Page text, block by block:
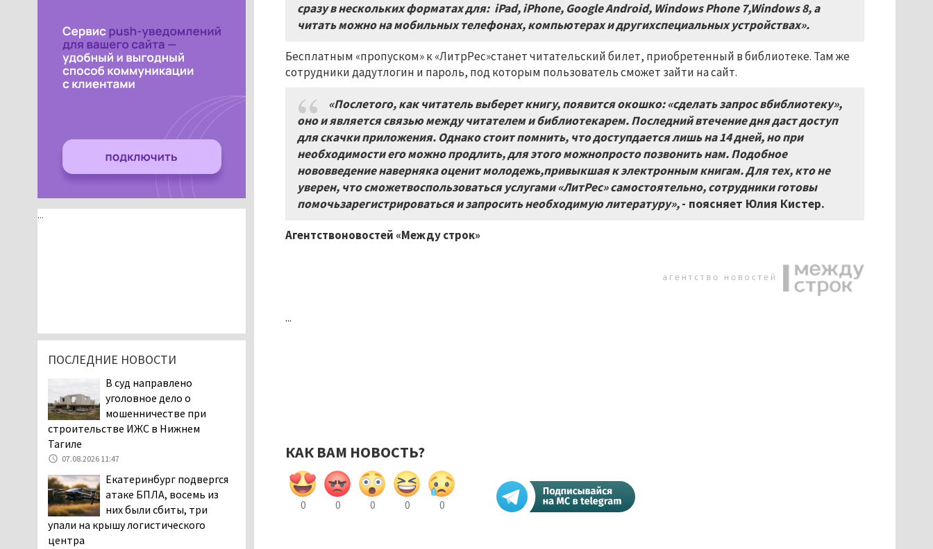
сразу в нескольких форматах для: iPad, iPhone, Google Android, Windows Phone 7,Windows 8, а
читать можно на мобильных телефонах, компьютерах и другихспециальных устройствах».
Бесплатным «пропуском» к «ЛитрРес»станет читательский билет, приобретенный в библиотеке. Там же
сотрудники дадутлогин и пароль, под которым пользователь сможет зайти на сайт.
«Послетого, как читатель выберет книгу, появится окошко: «сделать запрос вбиблиотеку»,
оно и является связью между читателем и библиотекарем. Последний втечение дня даст доступ
для скачки приложения. Однако стоит помнить, что доступдается лишь на 14 дней, но при
необходимости его можно продлить, для этого можнопросто позвонить нам. Подобное
нововведение наверняка оценит молодежь,привыкшая к электронным книгам. Для тех, кто не
уверен, что сможетвоспользоваться услугами «ЛитРес» самостоятельно, сотрудники готовы
помочьзарегистрироваться и запросить необходимую литературу»,- поясняет Юлия Кистер.
Агентствоновостей «Между строк»
...
КАК ВАМ НОВОСТЬ?
0 0 0 0 0
...
ПОСЛЕДНИЕ НОВОСТИ
В суд направлено
уголовное дело о
мошенничестве при
строительстве ИЖС в Нижнем
Тагиле
07.08.2026 11:47
Екатеринбург подвергся
атаке БПЛА, восемь из
них были сбиты, три
упали на крышу логистического
центра